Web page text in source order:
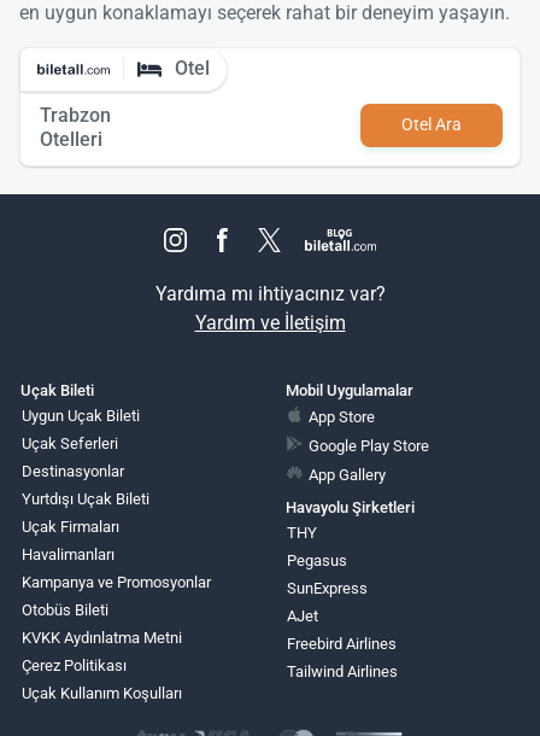
en uygun konaklamayı seçerek rahat bir deneyim yaşayın.
Otel
Trabzon
Otelleri
Otel Ara
Yardıma mı ihtiyacınız var?
Yardım ve İletişim
Uçak Bileti
Uygun Uçak Bileti
Uçak Seferleri
Destinasyonlar
Yurtdışı Uçak Bileti
Uçak Firmaları
Havalimanları
Kampanya ve Promosyonlar
Otobüs Bileti
KVKK Aydınlatma Metni
Çerez Politikası
Uçak Kullanım Koşulları
Mobil Uygulamalar
App Store
Google Play Store
App Gallery
Havayolu Şirketleri
THY
Pegasus
SunExpress
AJet
Freebird Airlines
Tailwind Airlines